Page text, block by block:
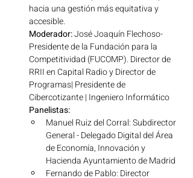
hacia una gestión más equitativa y
accesible.
Moderador: José Joaquín Flechoso-
Presidente de la Fundación para la
Competitividad (FUCOMP). Director de
RRII en Capital Radio y Director de
Programas| Presidente de
Cibercotizante | Ingeniero Informático
Panelistas:
Manuel Ruiz del Corral: Subdirector
General - Delegado Digital del Área
de Economía, Innovación y
Hacienda Ayuntamiento de Madrid
Fernando de Pablo: Director